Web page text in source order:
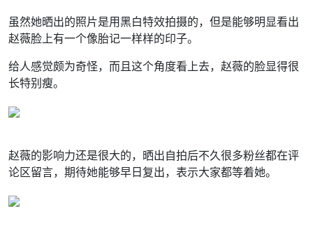
虽然她晒出的照片是用黑白特效拍摄的，但是能够明显看出
赵薇脸上有一个像胎记一样样的印子。
给人感觉颇为奇怪，而且这个角度看上去，赵薇的脸显得很
长特别瘦。
赵薇的影响力还是很大的，晒出自拍后不久很多粉丝都在评
论区留言，期待她能够早日复出，表示大家都等着她。